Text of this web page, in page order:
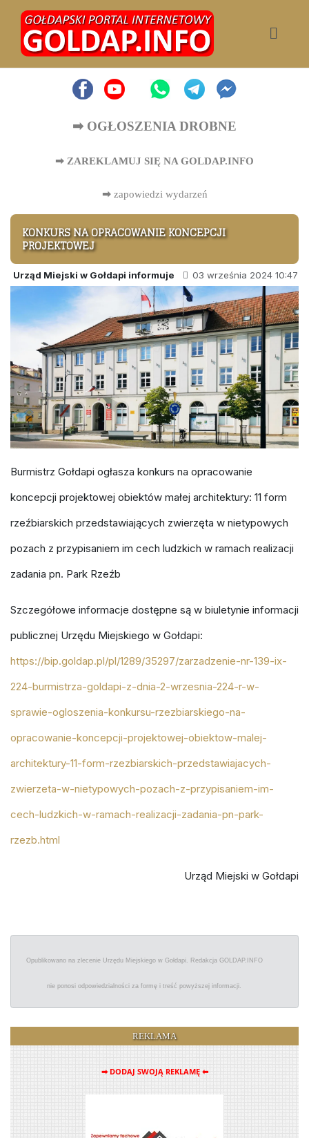
➡ OGŁOSZENIA DROBNE
➡ ZAREKLAMUJ SIĘ NA GOLDAP.INFO
➡ zapowiedzi wydarzeń
KONKURS NA OPRACOWANIE KONCEPCJI
PROJEKTOWEJ
Urząd Miejski w Gołdapi informuje 03 września 2024 10:47
Burmistrz Gołdapi ogłasza konkurs na opracowanie
koncepcji projektowej obiektów małej architektury: 11 form
rzeźbiarskich przedstawiających zwierzęta w nietypowych
pozach z przypisaniem im cech ludzkich w ramach realizacji
zadania pn. Park Rzeźb
Szczegółowe informacje dostępne są w biuletynie informacji
publicznej Urzędu Miejskiego w Gołdapi:
https://bip.goldap.pl/pl/1289/35297/zarzadzenie-nr-139-ix-
224-burmistrza-goldapi-z-dnia-2-wrzesnia-224-r-w-
sprawie-ogloszenia-konkursu-rzezbiarskiego-na-
opracowanie-koncepcji-projektowej-obiektow-malej-
architektury-11-form-rzezbiarskich-przedstawiajacych-
zwierzeta-w-nietypowych-pozach-z-przypisaniem-im-
cech-ludzkich-w-ramach-realizacji-zadania-pn-park-
rzezb.html
Urząd Miejski w Gołdapi
Opublikowano na zlecenie Urzędu Miejskiego w Gołdapi. Redakcja GOLDAP.INFO
nie ponosi odpowiedzialności za formę i treść powyższej informacji.
REKLAMA
➡ DODAJ SWOJĄ REKLAMĘ ⬅